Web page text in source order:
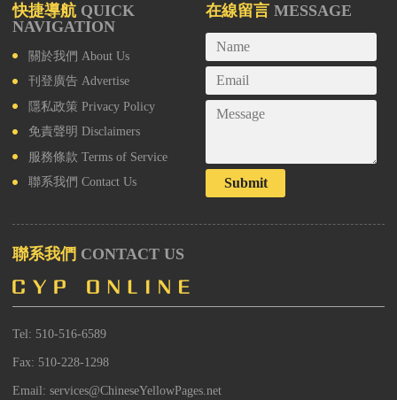
快捷導航 QUICK
NAVIGATION
關於我們 About Us
刊登廣告 Advertise
隱私政策 Privacy Policy
免責聲明 Disclaimers
服務條款 Terms of Service
聯系我們 Contact Us
在線留言 MESSAGE
Submit
聯系我們 CONTACT US
Tel: 510-516-6589
Fax: 510-228-1298
Email: services@ChineseYellowPages.net